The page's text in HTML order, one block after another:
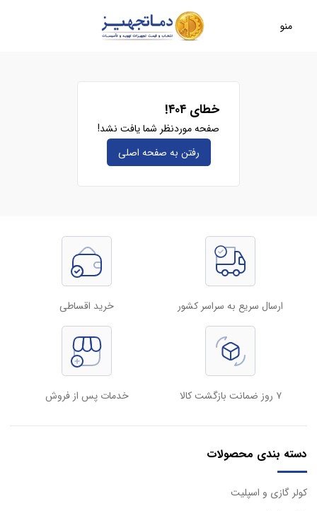
منو
خطای ۴۰۴!
صفحه موردنظر شما یافت نشد!
رفتن به صفحه‌ اصلی
ارسال سریع به سراسر کشور خرید اقساطی
۷ روز ضمانت بازگشت کالا خدمات پس از فروش
دسته بندی محصولات
كولر گازی و اسپليت